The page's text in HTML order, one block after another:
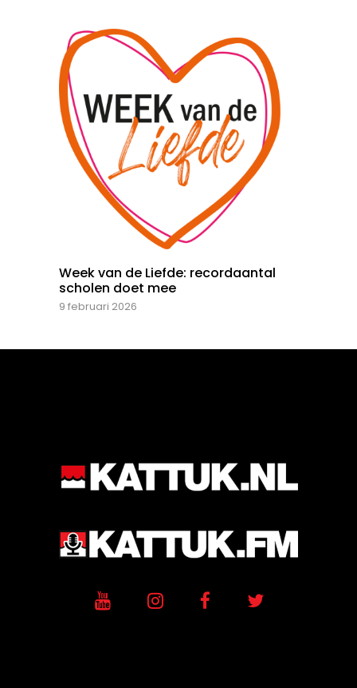
Week van de Liefde: recordaantal
scholen doet mee
9 februari 2026